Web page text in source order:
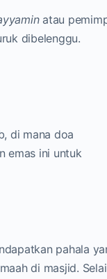
atau
dibelenggu.
di mana doa
emas ini untuk
pahala
di masjid.